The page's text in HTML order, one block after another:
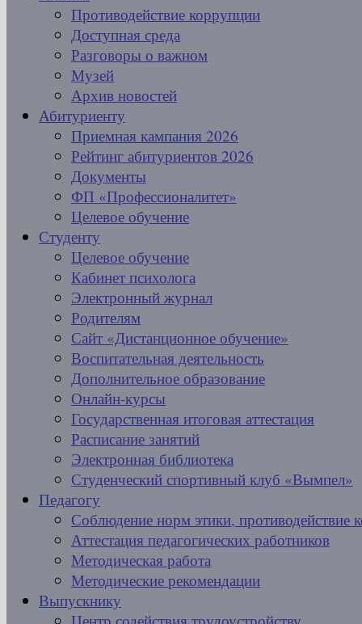
Противодействие коррупции
Доступная среда
Разговоры о важном
Музей
Архив новостей
Абитуриенту
Приемная кампания 2026
Рейтинг абитуриентов 2026
Документы
ФП «Профессионалитет»
Целевое обучение
Студенту
Целевое обучение
Кабинет психолога
Электронный журнал
Родителям
Сайт «Дистанционное обучение»
Воспитательная деятельность
Дополнительное образование
Онлайн-курсы
Государственная итоговая аттестация
Расписание занятий
Электронная библиотека
Студенческий спортивный клуб «Вымпел»
Педагогу
Соблюдение норм этики, противодействие
Аттестация педагогических работников
Методическая работа
Методические рекомендации
Выпускнику